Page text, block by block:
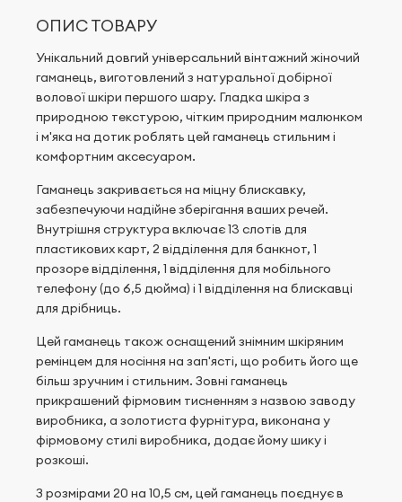
ОПИС ТОВАРУ
Унікальний довгий універсальний вінтажний жіночий
гаманець, виготовлений з натуральної добірної
волової шкіри першого шару. Гладка шкіра з
природною текстурою, чітким природним малюнком
і м'яка на дотик роблять цей гаманець стильним і
комфортним аксесуаром.
Гаманець закривається на міцну блискавку,
забезпечуючи надійне зберігання ваших речей.
Внутрішня структура включає 13 слотів для
пластикових карт, 2 відділення для банкнот, 1
прозоре відділення, 1 відділення для мобільного
телефону (до 6,5 дюйма) і 1 відділення на блискавці
для дрібниць.
Цей гаманець також оснащений знімним шкіряним
ремінцем для носіння на зап'ясті, що робить його ще
більш зручним і стильним. Зовні гаманець
прикрашений фірмовим тисненням з назвою заводу
виробника, а золотиста фурнітура, виконана у
фірмовому стилі виробника, додає йому шику і
розкоші.
З розмірами 20 на 10,5 см, цей гаманець поєднує в